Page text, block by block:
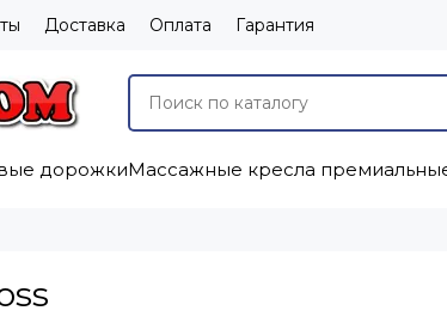
Доставка Оплата Гарантия
дорожкиМассажные кресла